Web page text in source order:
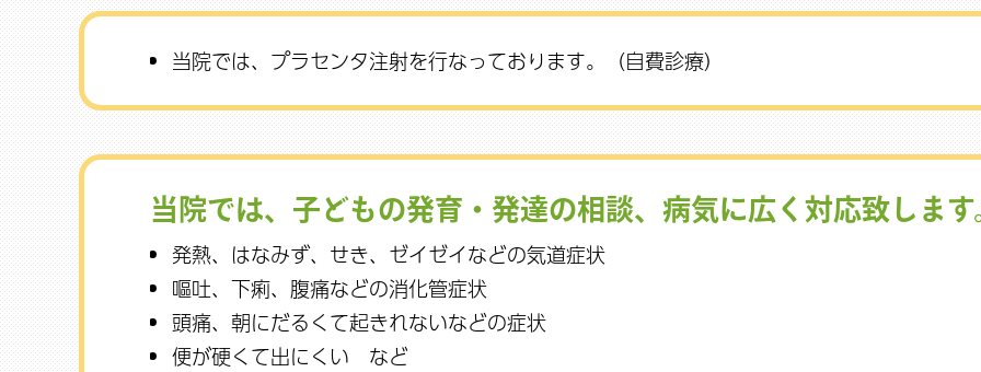
当院では、プラセンタ注射を行なっております。（自費診療）
当院では、子どもの発育・発達の相談、病気に広く対応致します
発熱、はなみず、せき、ゼイゼイなどの気道症状
嘔吐、下痢、腹痛などの消化管症状
頭痛、朝にだるくて起きれないなどの症状
便が硬くて出にくい など